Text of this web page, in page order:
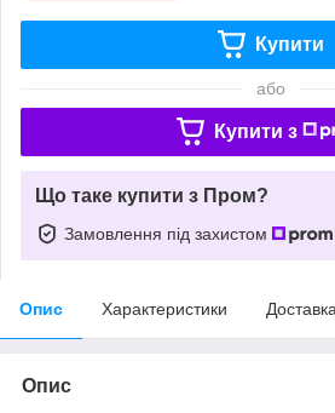
Купити
або
Купити з
Що таке купити з Пром?
Замовлення під захистом
Опис Характеристики Доставка
Опис